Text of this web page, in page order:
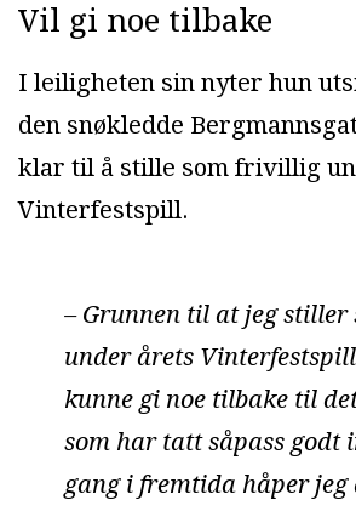
Vil gi noe tilbake
I leiligheten sin nyter hun
den snøkledde
klar til å stille som frivillig
Vinterfestspill.
– Grunnen til at jeg
under årets
kunne gi noe tilbake til
som har tatt såpass godt
gang i fremtida håper